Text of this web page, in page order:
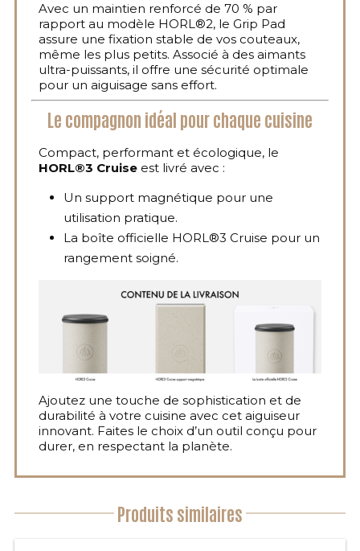
Avec un maintien renforcé de 70 % par
rapport au modèle HORL®2, le Grip Pad
assure une fixation stable de vos couteaux,
même les plus petits. Associé à des aimants
ultra-puissants, il offre une sécurité optimale
pour un aiguisage sans effort.
Le compagnon idéal pour chaque cuisine
Compact, performant et écologique, le
HORL®3 Cruise est livré avec :
Un support magnétique pour une
utilisation pratique.
La boîte officielle HORL®3 Cruise pour un
rangement soigné.
Ajoutez une touche de sophistication et de
durabilité à votre cuisine avec cet aiguiseur
innovant. Faites le choix d’un outil conçu pour
durer, en respectant la planète.
Produits similaires